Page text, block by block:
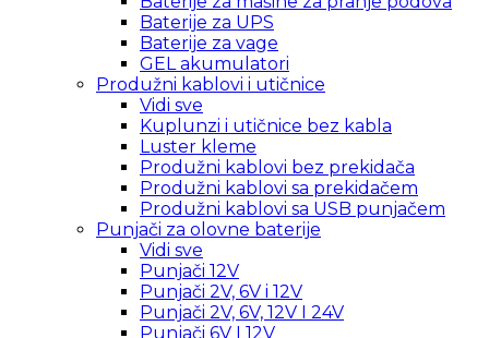
Baterije za UPS
Baterije za vage
GEL akumulatori
Produžni kablovi i utičnice
Vidi sve
Kuplunzi i utičnice bez kabla
Luster kleme
Produžni kablovi bez prekidača
Produžni kablovi sa prekidačem
Produžni kablovi sa USB punjačem
Punjači za olovne baterije
Vidi sve
Punjači 12V
Punjači 2V, 6V i 12V
Punjači 2V, 6V, 12V I 24V
Punjači 6V I 12V